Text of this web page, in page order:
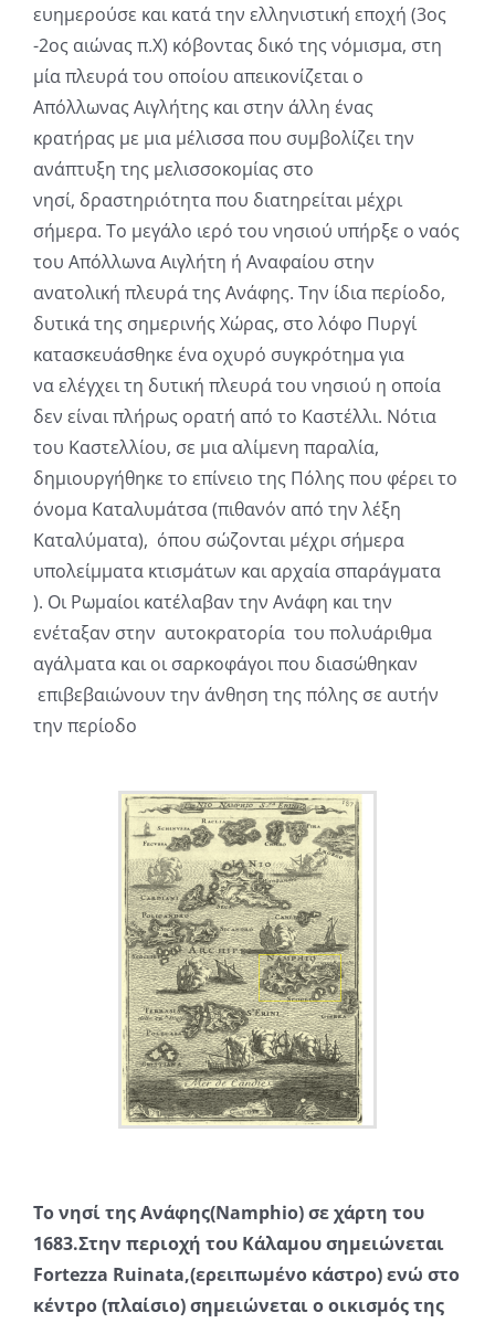
ευημερούσε και κατά την ελληνιστική εποχή (3ος
-2ος αιώνας π.Χ) κόβοντας δικό της νόμισμα, στη
μία πλευρά του οποίου απεικονίζεται ο
Απόλλωνας Αιγλήτης και στην άλλη ένας
κρατήρας με μια μέλισσα που συμβολίζει την
ανάπτυξη της μελισσοκομίας στο
νησί, δραστηριότητα που διατηρείται μέχρι
σήμερα. Το μεγάλο ιερό του νησιού υπήρξε ο ναός
του Απόλλωνα Αιγλήτη ή Αναφαίου στην
ανατολική πλευρά της Ανάφης. Την ίδια περίοδο,
δυτικά της σημερινής Χώρας, στο λόφο Πυργί
κατασκευάσθηκε ένα οχυρό συγκρότημα για
να ελέγχει τη δυτική πλευρά του νησιού η οποία
δεν είναι πλήρως ορατή από το Καστέλλι. Νότια
του Καστελλίου, σε μια αλίμενη παραλία,
δημιουργήθηκε το επίνειο της Πόλης που φέρει το
όνομα Καταλυμάτσα (πιθανόν από την λέξη
Καταλύματα), όπου σώζονται μέχρι σήμερα
υπολείμματα κτισμάτων και αρχαία σπαράγματα
). Οι Ρωμαίοι κατέλαβαν την Ανάφη και την
ενέταξαν στην αυτοκρατορία του πολυάριθμα
αγάλματα και οι σαρκοφάγοι που διασώθηκαν
επιβεβαιώνουν την άνθηση της πόλης σε αυτήν
την περίοδο
Το νησί της Ανάφης(Namphio) σε χάρτη του
1683.Στην περιοχή του Κάλαμου σημειώνεται
Fortezza Ruinata,(ερειπωμένο κάστρο) ενώ στο
κέντρο (πλαίσιο) σημειώνεται ο οικισμός της